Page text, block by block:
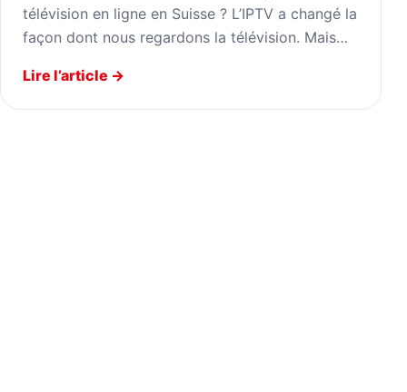
télévision en ligne en Suisse ? L’IPTV a changé la
façon dont nous regardons la télévision. Mais…
Lire l’article →